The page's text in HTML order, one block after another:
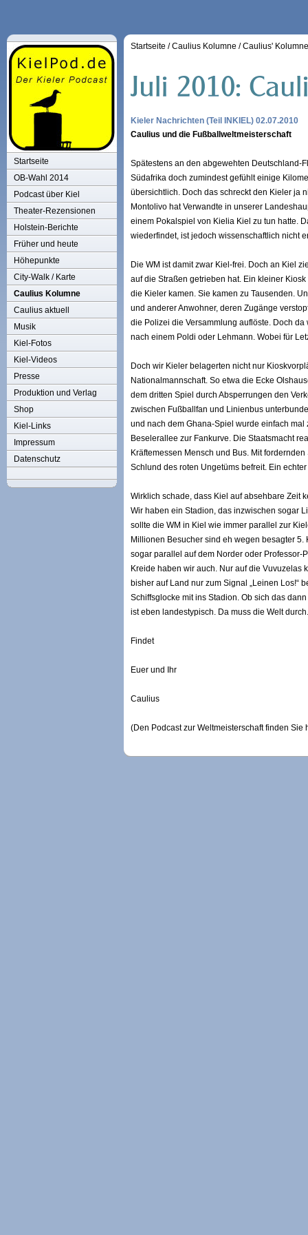
Startseite
OB-Wahl 2014
Podcast über Kiel
Theater-Rezensionen
Holstein-Berichte
Früher und heute
Höhepunkte
City-Walk / Karte
Caulius Kolumne
Caulius aktuell
Musik
Kiel-Fotos
Kiel-Videos
Presse
Produktion und Verlag
Shop
Kiel-Links
Impressum
Datenschutz
Startseite /Caulius Kolumne /Caulius'
Kieler Nachrichten (Teil INKIEL) 02.07.2010
Caulius und die Fußballweltmeisterschaft
Spätestens an den abgewehten Deutschland-
Südafrika doch zumindest gefühlt einige
übersichtlich. Doch das schreckt den Kieler ja
Montolivo hat Verwandte in unserer
einem Pokalspiel von Kielia Kiel zu tun hatte.
wiederfindet, ist jedoch wissenschaftlich nicht
Die WM ist damit zwar Kiel-frei. Doch an Kiel
auf die Straßen getrieben hat. Ein kleiner
die Kieler kamen. Sie kamen zu Tausenden.
und anderer Anwohner, deren Zugänge
die Polizei die Versammlung auflöste. Doch
nach einem Poldi oder Lehmann. Wobei für
Doch wir Kieler belagerten nicht nur
Nationalmannschaft. So etwa die Ecke
dem dritten Spiel durch Absperrungen den
zwischen Fußballfan und Linienbus
und nach dem Ghana-Spiel wurde einfach
Beselerallee zur Fankurve. Die Staatsmacht
Kräftemessen Mensch und Bus. Mit
Schlund des roten Ungetüms befreit. Ein
Wirklich schade, dass Kiel auf absehbare Zeit
Wir haben ein Stadion, das inzwischen sogar
sollte die WM in Kiel wie immer parallel zur
Millionen Besucher sind eh wegen besagter
sogar parallel auf dem Norder oder Professor-
Kreide haben wir auch. Nur auf die Vuvuzelas
bisher auf Land nur zum Signal „Leinen Los!“
Schiffsglocke mit ins Stadion. Ob sich das
ist eben landestypisch. Da muss die Welt durch.
Findet
Euer und Ihr
Caulius
(Den Podcast zur Weltmeisterschaft finden Sie